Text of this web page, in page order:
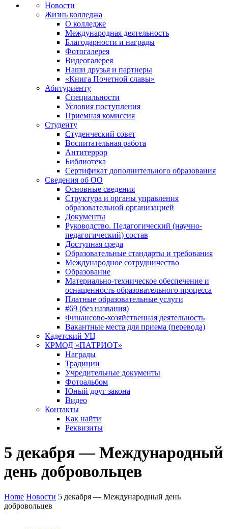
Новости
Жизнь колледжа
О колледже
Международная деятельность
Благодарности и награды
Фотогалерея
Видеогалерея
Наши друзья и партнеры
«Книга Почетной славы»
Абитуриенту
Специальности
Условия поступления
Приемная комиссия
Студенту
Студенческий совет
Воспитательная работа
Антитеррор
Библиотека
Сертификат дополнительного образования
Сведения об ОО
Основные сведения
Структура и органы управления
образовательной организацией
Документы
Руководство. Педагогический (научно-
педагогический) состав
Доступная среда
Образовательные стандарты и требования
Международное сотрудничество
Образование
Материально-техническое обеспечение и
оснащенность образовательного процесса
Платные образовательные услуги
#69 (без названия)
Финансово-хозяйственная деятельность
Вакантные места для приема (перевода)
Кадетский УЦ
КРМОД «ПАТРИОТ»
Награды
Традиции
Учредительные документы
Фотоальбом
Юный друг закона
Видео
Контакты
Как найти
Реквизиты
5 декабря — Международный
день добровольцев
Home Новости 5 декабря — Международный день
добровольцев